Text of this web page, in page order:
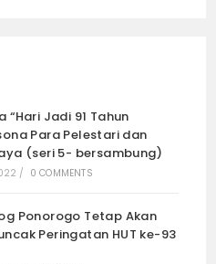
“Hari Jadi 91 Tahun
Para Pelestari dan
(seri 5- bersambung)
/ 0 COMMENTS
Ponorogo Tetap Akan
Peringatan HUT ke-93